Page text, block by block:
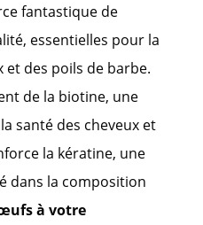
fantastique de
essentielles pour la
et des poils de barbe.
de la biotine, une
santé des cheveux et
la kératine, une
dans la composition
à votre